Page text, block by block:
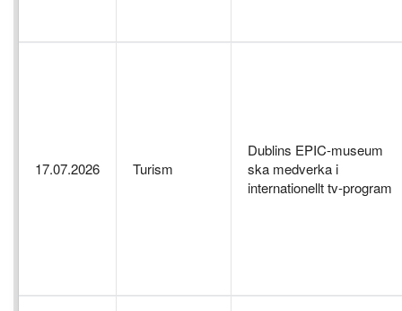
17.07.2026 Turism
Dublins EPIC-museum
ska medverka i
internationellt tv-program